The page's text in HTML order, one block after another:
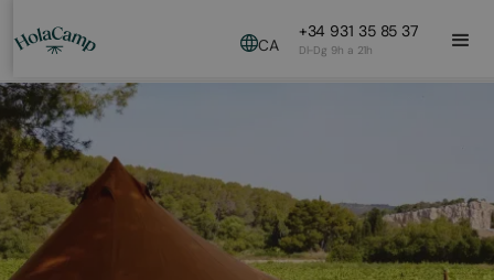
CA
+34 931 35 85 37
Dl-Dg 9h a 21h